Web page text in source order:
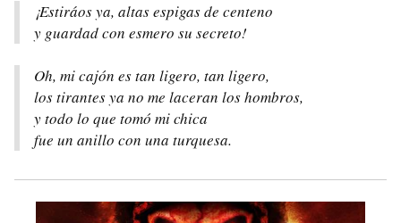
¡Estiráos ya, altas espigas de centeno
y guardad con esmero su secreto!
Oh, mi cajón es tan ligero, tan ligero,
los tirantes ya no me laceran los hombros,
y todo lo que tomó mi chica
fue un anillo con una turquesa.